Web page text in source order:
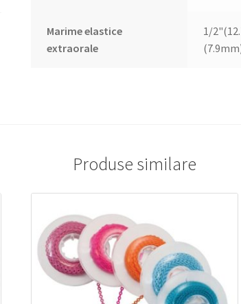
Marime elastice
extraorale
1/
Produse similare